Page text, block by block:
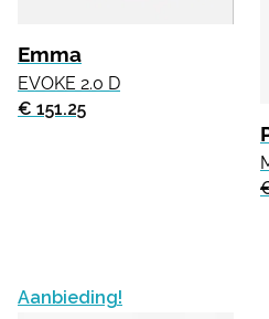
Emma
EVOKE 2.0 D
€ 151.25
Aanbieding!